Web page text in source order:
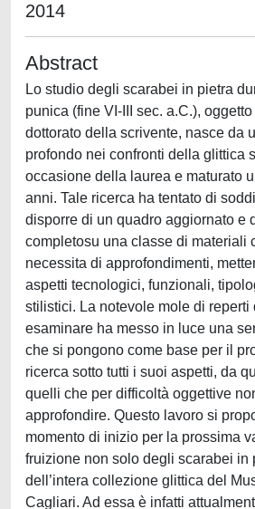
2014
Abstract
Lo studio degli scarabei in pietra
punica (fine VI-III sec. a.C.),
dottorato della scrivente, nasce da
profondo nei confronti della glittica
occasione della laurea e maturato
anni. Tale ricerca ha tentato di
disporre di un quadro aggiornato e
completosu una classe di materiali
necessita di approfondimenti,
aspetti tecnologici, funzionali,
stilistici. La notevole mole di reperti
esaminare ha messo in luce una
che si pongono come base per il
ricerca sotto tutti i suoi aspetti, da
quelli che per difficoltà oggettive
approfondire. Questo lavoro si
momento di inizio per la prossima
fruizione non solo degli scarabei in
dell’intera collezione glittica del
Cagliari. Ad essa è infatti